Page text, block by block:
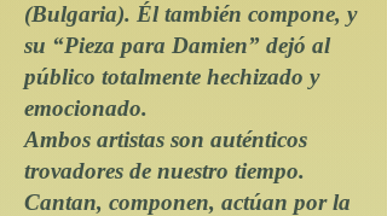
(Bulgaria). Él también compone, y
su “Pieza para Damien” dejó al
público totalmente hechizado y
emocionado.
Ambos artistas son auténticos
trovadores de nuestro tiempo.
Cantan, componen, actúan por la